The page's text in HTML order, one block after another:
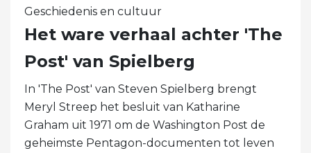
Geschiedenis en cultuur
Het ware verhaal achter 'The
Post' van Spielberg
In 'The Post' van Steven Spielberg brengt
Meryl Streep het besluit van Katharine
Graham uit 1971 om de Washington Post de
geheimste Pentagon-documenten tot leven